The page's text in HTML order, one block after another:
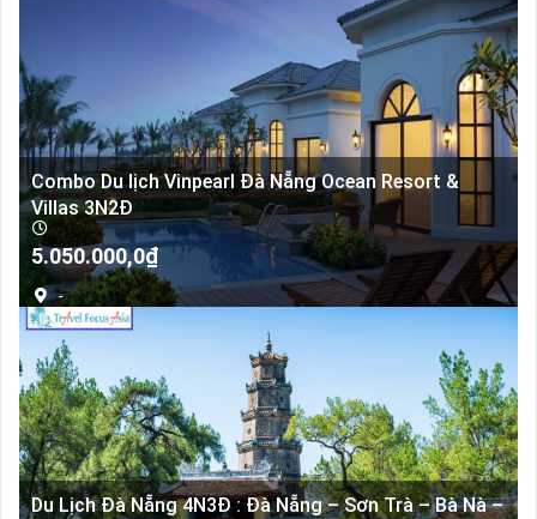
Combo Du lịch Vinpearl Đà Nẵng Ocean Resort &
Villas 3N2Đ
5.050.000,0₫
-
Du Lịch Đà Nẵng 4N3Đ : Đà Nẵng – Sơn Trà – Bà Nà –